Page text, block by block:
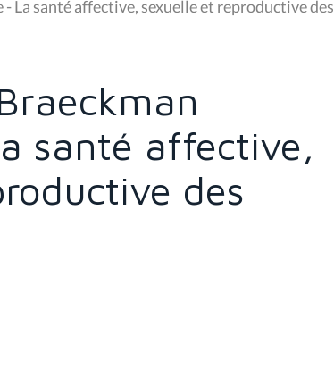
santé affective, sexuelle et reproductive des
santé affective,
des